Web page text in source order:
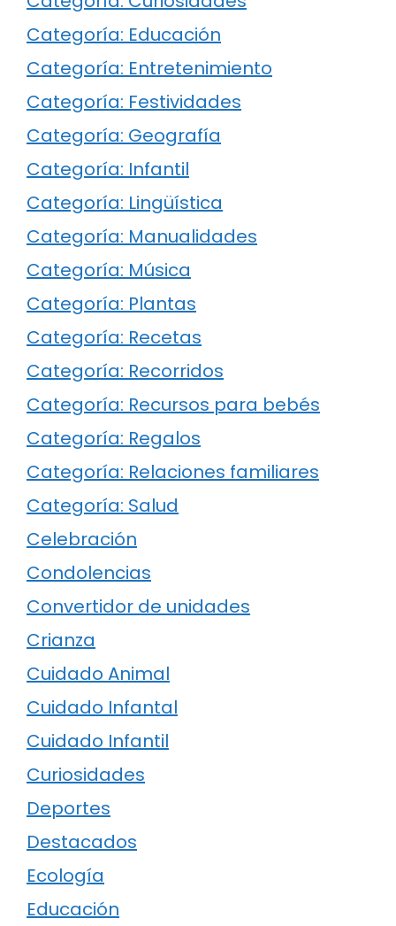
Categoría: Educación
Categoría: Entretenimiento
Categoría: Festividades
Categoría: Geografía
Categoría: Infantil
Categoría: Lingüística
Categoría: Manualidades
Categoría: Música
Categoría: Plantas
Categoría: Recetas
Categoría: Recorridos
Categoría: Recursos para bebés
Categoría: Regalos
Categoría: Relaciones familiares
Categoría: Salud
Celebración
Condolencias
Convertidor de unidades
Crianza
Cuidado Animal
Cuidado Infantal
Cuidado Infantil
Curiosidades
Deportes
Destacados
Ecología
Educación